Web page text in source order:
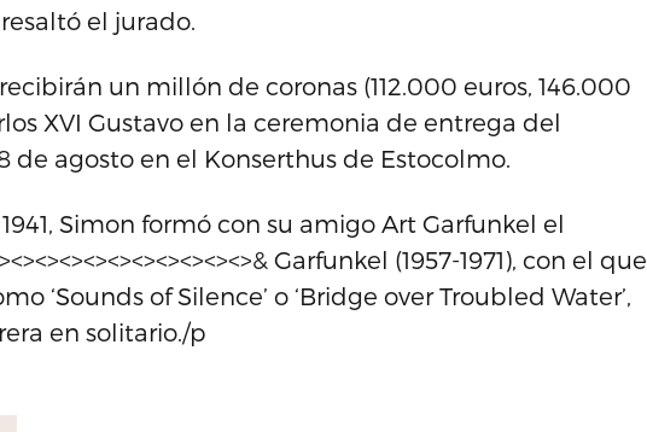
el jurado.
un millón de coronas (112.000 euros, 146.000
XVI Gustavo en la ceremonia de entrega del
de agosto en el Konserthus de Estocolmo.
Simon formó con su amigo Art Garfunkel el
Garfunkel (1957-1971), con el que
‘Sounds of Silence’ o ‘Bridge over Troubled Water’,
en solitario./p